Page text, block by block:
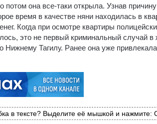
потом она все-таки открыла. Узнав
время в качестве няни находилась в
Когда при осмотре квартиры
это не первый криминальный случай в
Тагилу. Ранее она уже
в тексте? Выделите её мышкой и нажмите: